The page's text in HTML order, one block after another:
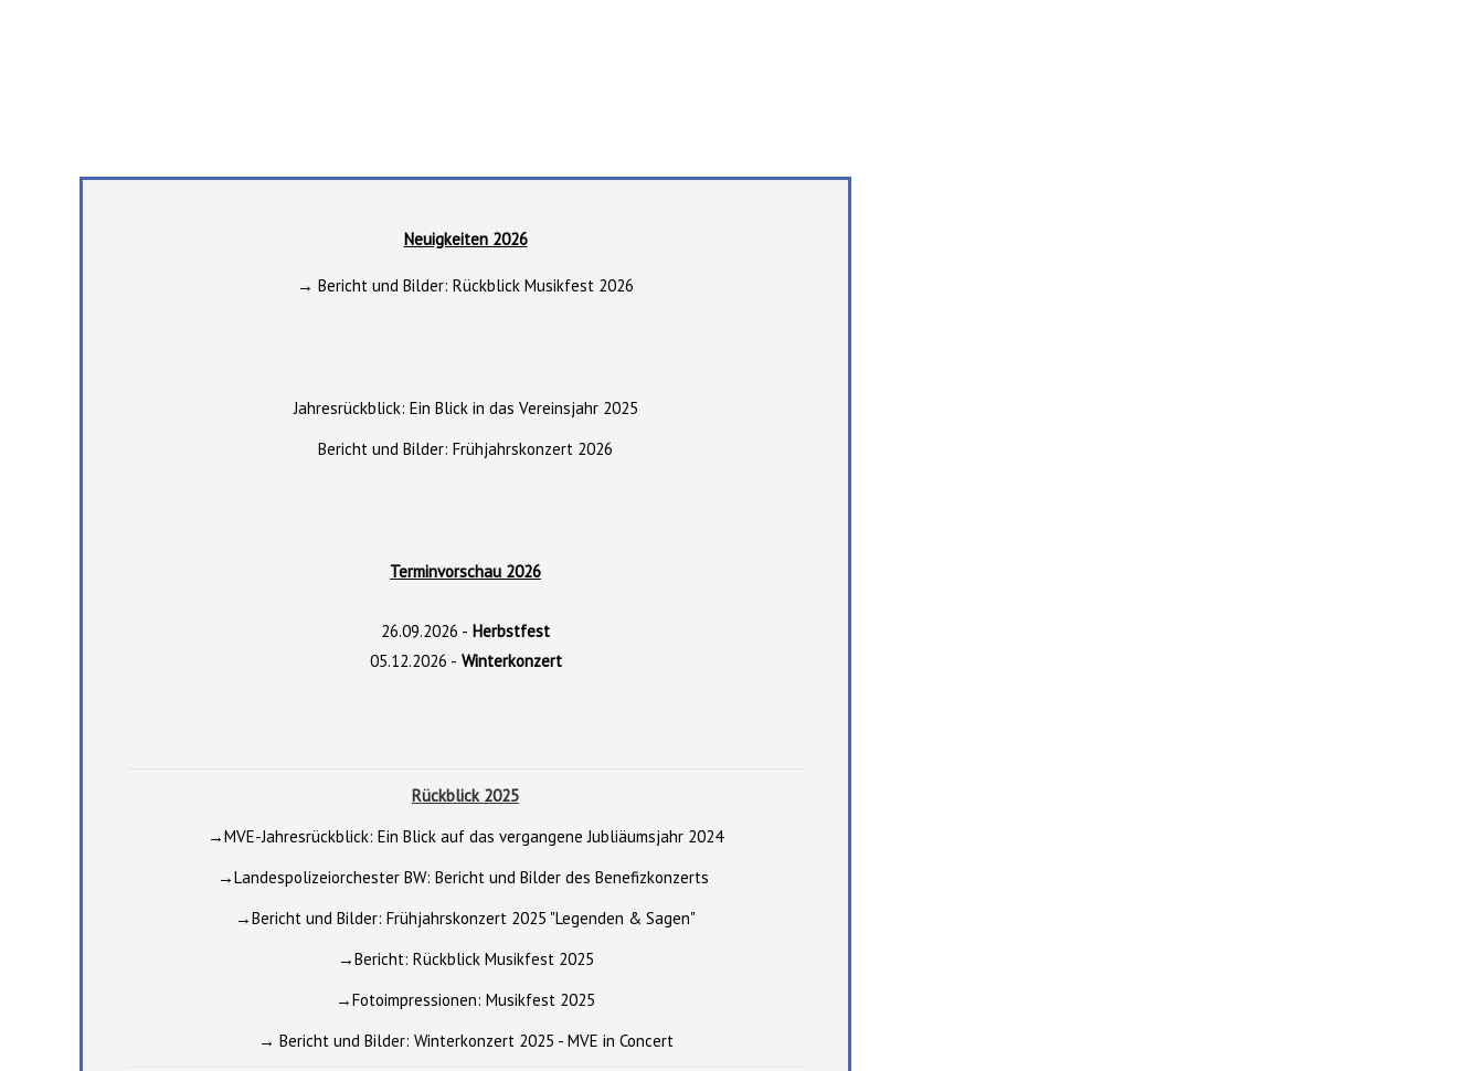
Neuigkeiten 2026
→ Bericht und Bilder: Rückblick Musikfest 2026
Jahresrückblick: Ein Blick in das Vereinsjahr 2025
Bericht und Bilder: Frühjahrskonzert 2026
Terminvorschau 2026
26.09.2026 - Herbstfest
05.12.2026 - Winterkonzert
Rückblick 2025
→MVE-Jahresrückblick: Ein Blick auf das vergangene Jubliäumsjahr 2024
→Landespolizeiorchester BW: Bericht und Bilder des Benefizkonzerts
→Bericht und Bilder: Frühjahrskonzert 2025 "Legenden & Sagen"
→Bericht: Rückblick Musikfest 2025
→Fotoimpressionen: Musikfest 2025
→ Bericht und Bilder: Winterkonzert 2025 - MVE in Concert